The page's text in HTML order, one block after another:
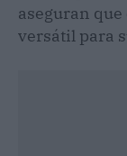
aseguran
versátil para